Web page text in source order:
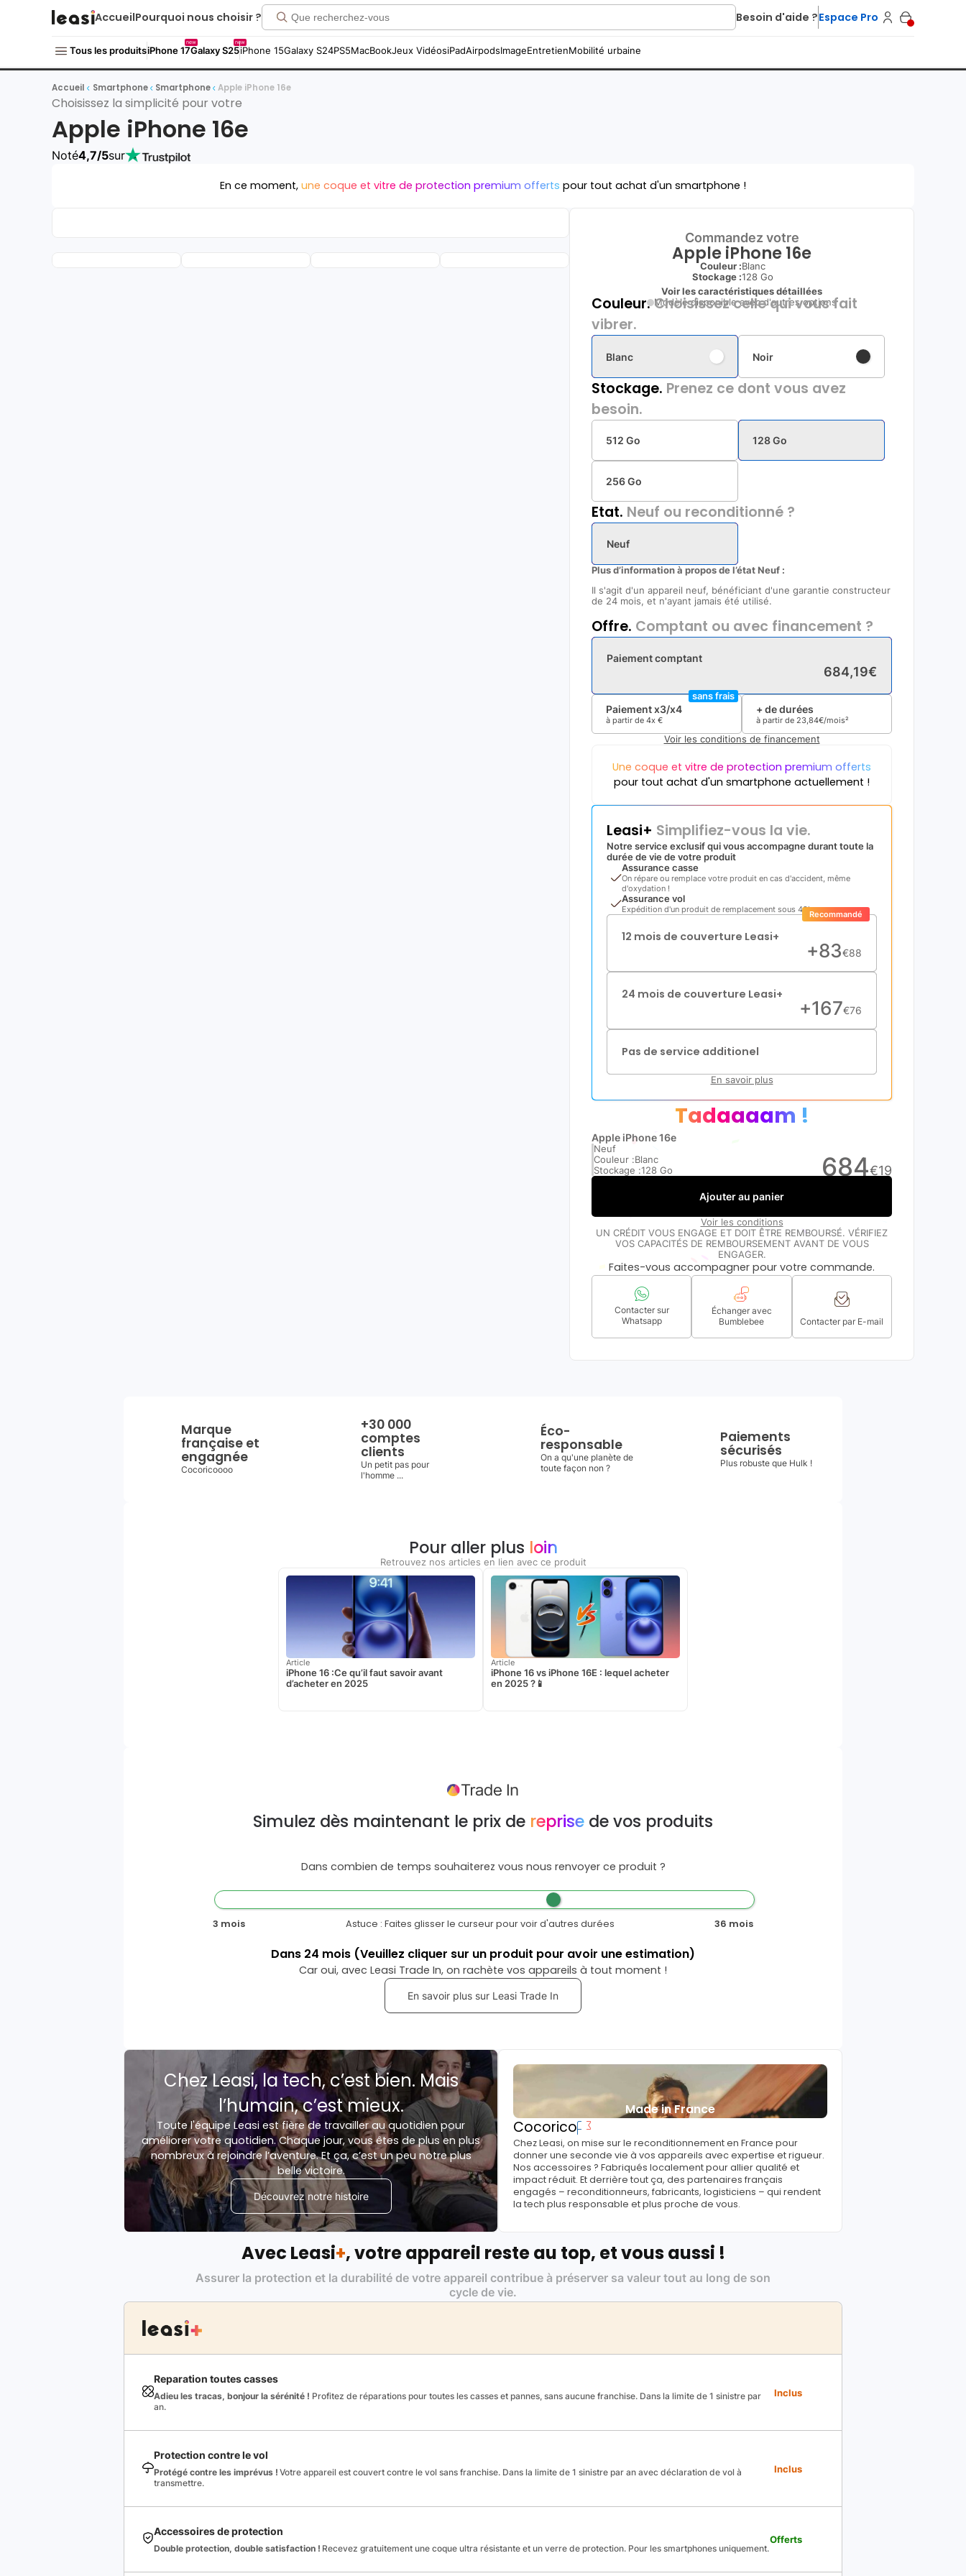
AccueilPourquoi nous choisir ? Besoin d'aide ?Espace Pro
Tous les produitsiPhone 17
new
Galaxy S25
new
iPhone 15Galaxy S24PS5MacBookJeux VidéosiPadAirpodsImageEntretienMobilité urbaine
Accueil Smartphone Smartphone Apple iPhone 16e
Choisissez la simplicité pour votre
Apple iPhone 16e
Noté4,7/5sur
En ce moment, une coque et vitre de protection premium offerts pour tout achat d'un smartphone !
Commandez votre
Apple iPhone 16e
Couleur :Blanc
Stockage :128 Go
Voir les caractéristiques détaillées
Modèle disponible avec d'autres options
Couleur.Choisissez celle qui vous fait
vibrer.
Blanc Noir
Stockage. Prenez ce dont vous avez
besoin.
512 Go 128 Go
256 Go
Etat. Neuf ou reconditionné ?
Neuf
Plus d’information à propos de l’état Neuf :
Il s'agit d'un appareil neuf, bénéficiant d'une garantie constructeur
de 24 mois, et n'ayant jamais été utilisé.
Offre. Comptant ou avec financement ?
Paiement comptant
684,19€
Paiement x3/x4
à partir de 4x €
sans frais
+ de durées
à partir de 23 84€/mois²
Voir les conditions de financement
Une coque et vitre de protection premium offerts
pour tout achat d'un smartphone actuellement !
Leasi+ Simplifiez-vous la vie.
Notre service exclusif qui vous accompagne durant toute la
durée de vie de votre produit
Assurance casse
On répare ou remplace votre produit en cas d'accident, même
d'oxydation !
Assurance vol
Expédition d'un produit de remplacement sous 48h
12 mois de couverture Leasi+
+83€88
Recommandé
24 mois de couverture Leasi+
+167€76
Pas de service additionel
En savoir plus
Tadaaaam !
Apple iPhone 16e
Neuf
Couleur :Blanc
Stockage :128 Go 684€19
Ajouter au panier
Voir les conditions
UN CRÉDIT VOUS ENGAGE ET DOIT ÊTRE REMBOURSÉ. VÉRIFIEZ
VOS CAPACITÉS DE REMBOURSEMENT AVANT DE VOUS
ENGAGER.
Faites-vous accompagner pour votre commande.
Contacter sur
Whatsapp
Échanger avec
Bumblebee
Contacter par E-mail
Marque
française et
engagnée
Cocoricoooo
+30 000
comptes
clients
Un petit pas pour
l'homme ...
Éco-
responsable
On a qu'une planète de
toute façon non ?
Paiements
sécurisés
Plus robuste que Hulk !
Pour aller plus loin
Retrouvez nos articles en lien avec ce produit
Article
iPhone 16 :Ce qu’il faut savoir avant
d’acheter en 2025
Article
iPhone 16 vs iPhone 16E : lequel acheter
en 2025 ?📱
Simulez dès maintenant le prix de reprise de vos produits
Dans combien de temps souhaiterez vous nous renvoyer ce produit ?
3 mois Astuce : Faites glisser le curseur pour voir d'autres durées 36 mois
Dans 24 mois (Veuillez cliquer sur un produit pour avoir une estimation)
Car oui, avec Leasi Trade In, on rachète vos appareils à tout moment !
En savoir plus sur Leasi Trade In
Chez Leasi, la tech, c’est bien. Mais
l’humain, c’est mieux.
Toute l'équipe Leasi est fière de travailler au quotidien pour
améliorer votre quotidien. Chaque jour, vous êtes de plus en plus
nombreux à rejoindre l’aventure. Et ça, c’est un peu notre plus
belle victoire.
Découvrez notre histoire
Made in France
Cocorico
Chez Leasi, on mise sur le reconditionnement en France pour
donner une seconde vie à vos appareils avec expertise et rigueur.
Nos accessoires ? Fabriqués localement pour allier qualité et
impact réduit. Et derrière tout ça, des partenaires français
engagés – reconditionneurs, fabricants, logisticiens – qui rendent
la tech plus responsable et plus proche de vous.
Avec Leasi+, votre appareil reste au top, et vous aussi !
Assurer la protection et la durabilité de votre appareil contribue à préserver sa valeur tout au long de son
cycle de vie.
Reparation toutes casses
Adieu les tracas, bonjour la sérénité ! Profitez de réparations pour toutes les casses et pannes, sans aucune franchise. Dans la limite de 1 sinistre par
an.
Inclus
Protection contre le vol
Protégé contre les imprévus ! Votre appareil est couvert contre le vol sans franchise. Dans la limite de 1 sinistre par an avec déclaration de vol à
transmettre.
Inclus
Accessoires de protection
Double protection, double satisfaction ! Recevez gratuitement une coque ultra résistante et un verre de protection. Pour les smartphones uniquement.
Offerts